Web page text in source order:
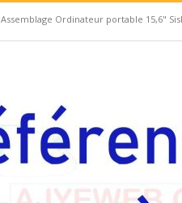
Assemblage Ordinateur portable 15,6"